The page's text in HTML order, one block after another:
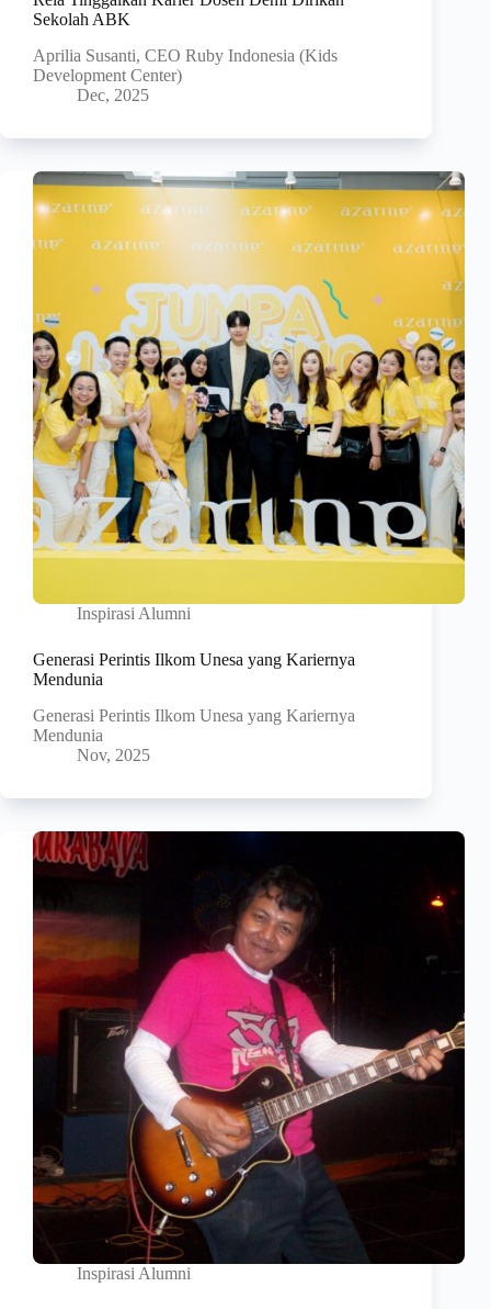
Sekolah ABK
Aprilia Susanti, CEO Ruby Indonesia (Kids
Development Center)
Dec, 2025
Inspirasi Alumni
Generasi Perintis Ilkom Unesa yang Kariernya
Mendunia
Generasi Perintis Ilkom Unesa yang Kariernya
Mendunia
Nov, 2025
Inspirasi Alumni